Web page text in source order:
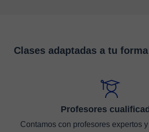
Clases adaptadas a tu
Profesores
Contamos con profesores expertos